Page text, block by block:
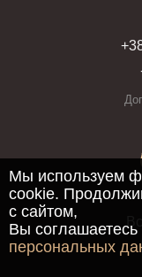
Мы используем
cookie.
с сайтом,
Вы соглашаетесь
персональных